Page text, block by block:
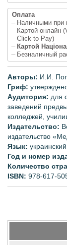
Оплата
Наличными при
Картой онлайн
Click to Pay)
Картой
Безналичный
Авторы: И.И.
Гриф:
Аудитория: для
заведений
колледжей,
Издательство:
издательство
Язык: украинский
Год и номер
Количество
ISBN: 978-617-